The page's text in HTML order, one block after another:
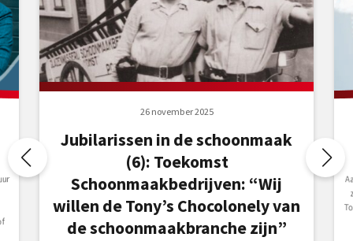
26 november 2025
Jubilarissen in de schoonmaak
(6): Toekomst
Schoonmaakbedrijven: “Wij
willen de Tony’s Chocolonely van
de schoonmaakbranche zijn”